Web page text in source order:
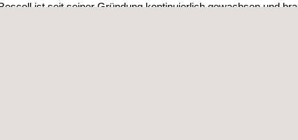
ist seit seiner Gründung kontinuierlich gewachsen und